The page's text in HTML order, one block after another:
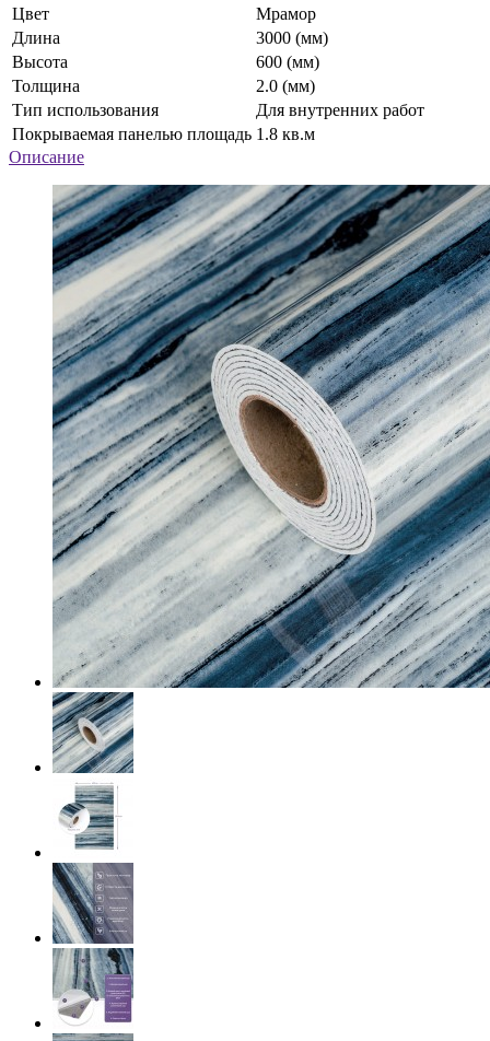
Цвет
Мрамор
Длина
3000 (мм)
Высота
600 (мм)
Толщина
2.0 (мм)
Тип использования
Для внутренних работ
Покрываемая панелью площадь 1.8 кв.м
Описание